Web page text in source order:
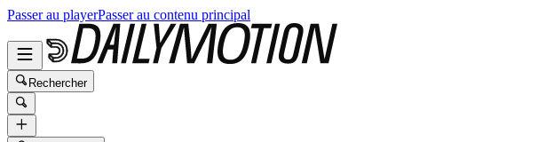
Passer au playerPasser au contenu principal
Rechercher